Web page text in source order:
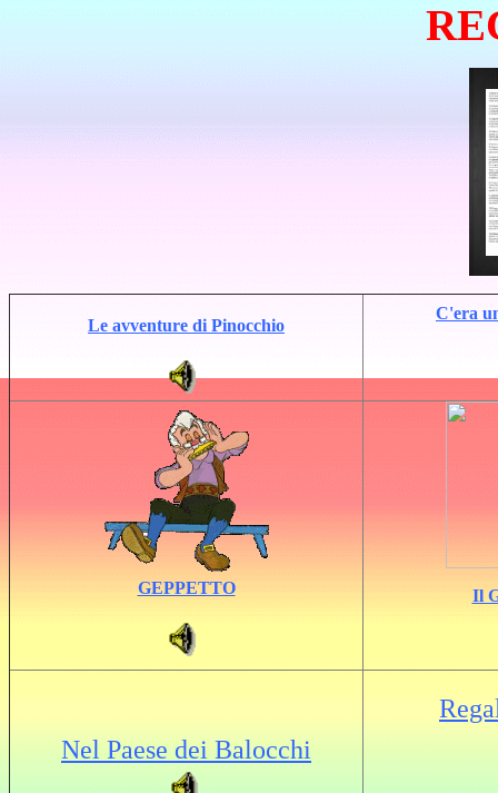
Le avventure di Pinocchio
C'era
GEPPETTO Il
Nel Paese dei Balocchi